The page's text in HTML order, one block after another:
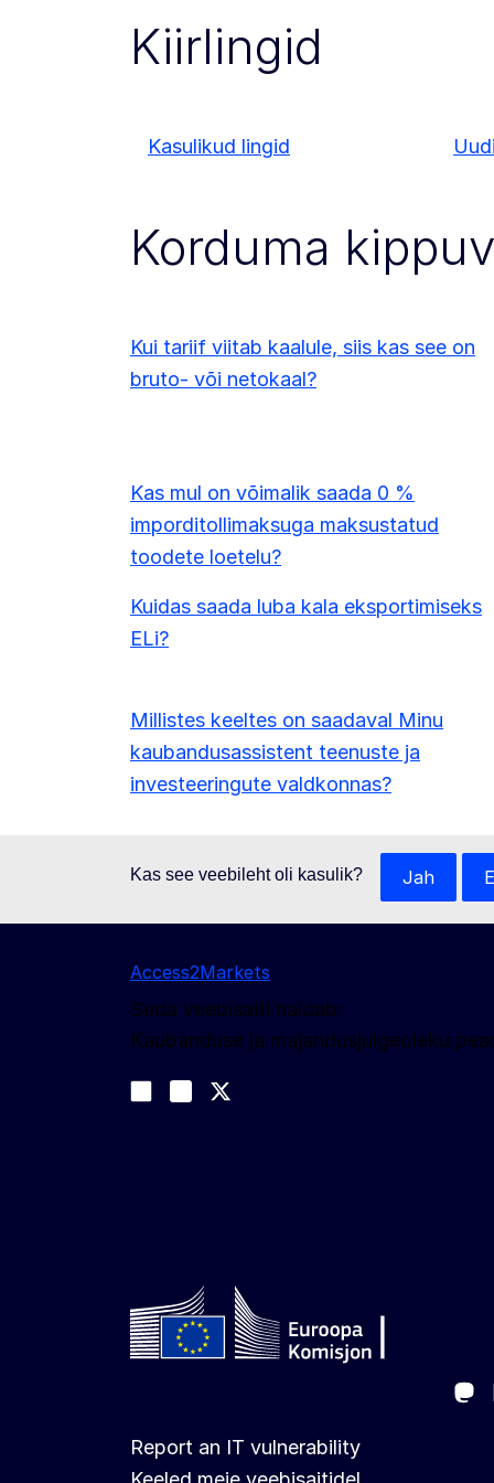
Kiirlingid
Kasulikud lingid
Korduma
Kui tariif viitab kaalule, siis kas see on
bruto- või netokaal?
Kas mul on võimalik saada 0 %
imporditollimaksuga maksustatud
toodete loetelu?
Kuidas saada luba kala eksportimiseks
ELi?
Millistes keeltes on saadaval Minu
kaubandusassistent teenuste ja
investeeringute valdkonnas?
Kas see veebileht oli kasulik? Jah
Access2Markets
Seda veebisaiti haldab:
Kaubanduse ja majandusjulgeoleku
Join us on LinkedIn
Trade-Off podcast
Report an IT vulnerability